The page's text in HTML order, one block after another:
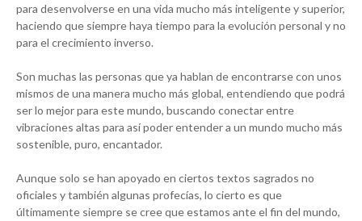
para desenvolverse en una vida mucho más inteligente y superior,
haciendo que siempre haya tiempo para la evolución personal y no
para el crecimiento inverso.
Son muchas las personas que ya hablan de encontrarse con unos
mismos de una manera mucho más global, entendiendo que podrá
ser lo mejor para este mundo, buscando conectar entre
vibraciones altas para así poder entender a un mundo mucho más
sostenible, puro, encantador.
Aunque solo se han apoyado en ciertos textos sagrados no
oficiales y también algunas profecías, lo cierto es que
últimamente siempre se cree que estamos ante el fin del mundo,